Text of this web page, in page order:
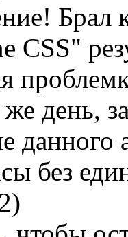
Брал
день,
данного
без